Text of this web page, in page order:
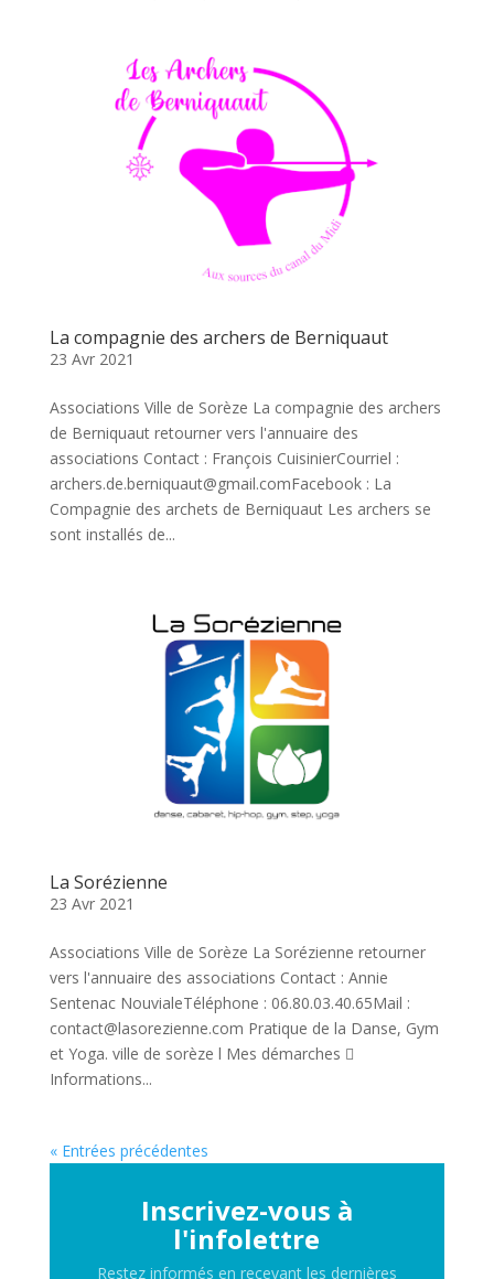
La compagnie des archers de Berniquaut
23 Avr 2021
Associations Ville de Sorèze La compagnie des archers
de Berniquaut retourner vers l'annuaire des
associations Contact : François CuisinierCourriel :
archers.de.berniquaut@gmail.comFacebook : La
Compagnie des archets de Berniquaut Les archers se
sont installés de...
La Sorézienne
23 Avr 2021
Associations Ville de Sorèze La Sorézienne retourner
vers l'annuaire des associations Contact : Annie
Sentenac NouvialeTéléphone : 06.80.03.40.65Mail :
contact@lasorezienne.com Pratique de la Danse, Gym
et Yoga. ville de sorèze l Mes démarches 
Informations...
« Entrées précédentes
Inscrivez-vous à
l'infolettre
Restez informés en recevant les dernières